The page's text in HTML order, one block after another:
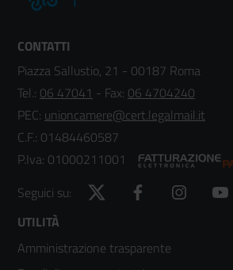
CONTATTI
Piazza Sallustio, 21 - 00187 Roma
Tel.: 06 47041 - Fax: 06 4704240
PEC: unioncamere@cert.legalmail.it
C.F.: 01484460587
P.Iva: 01000211001
Seguici su:
Twitter Facebook Instagram
Footer
menù
UTILITÀ
Amministrazione trasparente